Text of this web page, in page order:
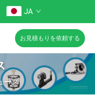
JA
お見積もりを依頼する
ース